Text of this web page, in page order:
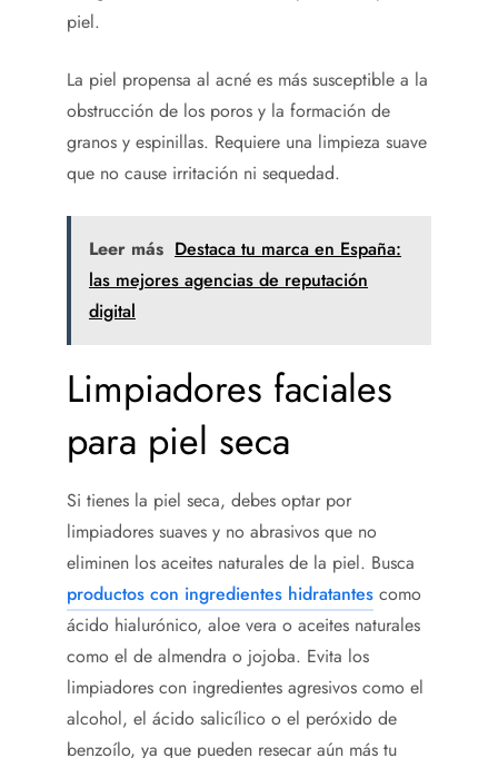
piel.
La piel propensa al acné es más susceptible a la
obstrucción de los poros y la formación de
granos y espinillas. Requiere una limpieza suave
que no cause irritación ni sequedad.
Leer más Destaca tu marca en España:
las mejores agencias de reputación
digital
Limpiadores faciales
para piel seca
Si tienes la piel seca, debes optar por
limpiadores suaves y no abrasivos que no
eliminen los aceites naturales de la piel. Busca
productos con ingredientes hidratantes como
ácido hialurónico, aloe vera o aceites naturales
como el de almendra o jojoba. Evita los
limpiadores con ingredientes agresivos como el
alcohol, el ácido salicílico o el peróxido de
benzoílo, ya que pueden resecar aún más tu